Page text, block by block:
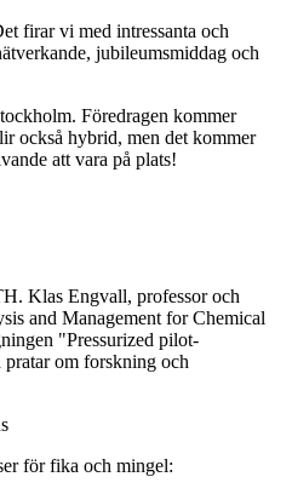
firar vi med intressanta och
jubileumsmiddag och
Föredragen kommer
också hybrid, men det kommer
att vara på plats!
Klas Engvall, professor och
and Management for Chemical
"Pressurized pilot-
om forskning och
för fika och mingel: